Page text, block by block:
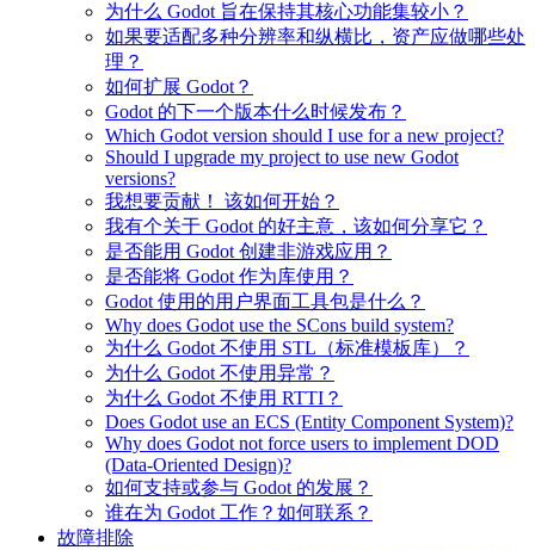
为什么 Godot 旨在保持其核心功能集较小？
如果要适配多种分辨率和纵横比，资产应做哪些处
理？
如何扩展 Godot？
Godot 的下一个版本什么时候发布？
Which Godot version should I use for a new project?
Should I upgrade my project to use new Godot
versions?
我想要贡献！ 该如何开始？
我有个关于 Godot 的好主意，该如何分享它？
是否能用 Godot 创建非游戏应用？
是否能将 Godot 作为库使用？
Godot 使用的用户界面工具包是什么？
Why does Godot use the SCons build system?
为什么 Godot 不使用 STL（标准模板库）？
为什么 Godot 不使用异常？
为什么 Godot 不使用 RTTI？
Does Godot use an ECS (Entity Component System)?
Why does Godot not force users to implement DOD
(Data-Oriented Design)?
如何支持或参与 Godot 的发展？
谁在为 Godot 工作？如何联系？
故障排除